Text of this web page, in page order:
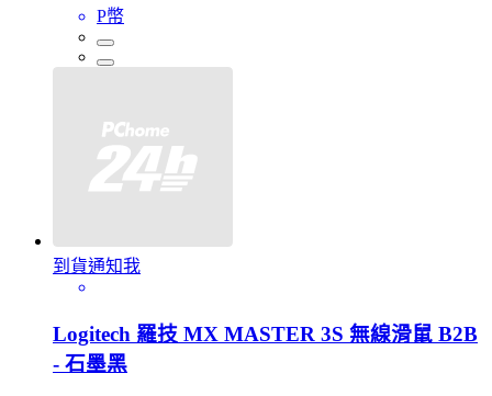
P幣
到貨通知我
Logitech 羅技 MX MASTER 3S 無線滑鼠 B2B
- 石墨黑